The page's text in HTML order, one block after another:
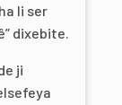
li ser
dixebite.
ji